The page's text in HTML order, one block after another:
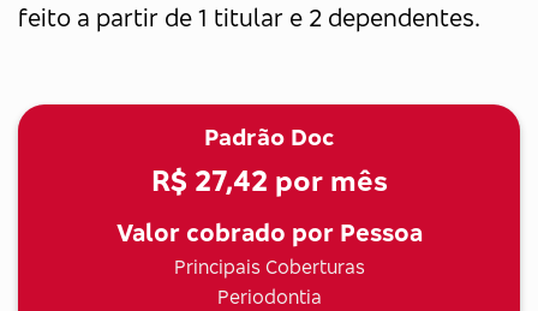
feito a partir de 1 titular e 2 dependentes.
Padrão Doc
R$ 27,42 por mês
Valor cobrado por Pessoa
Principais Coberturas
Periodontia